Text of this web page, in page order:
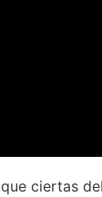
ciertas